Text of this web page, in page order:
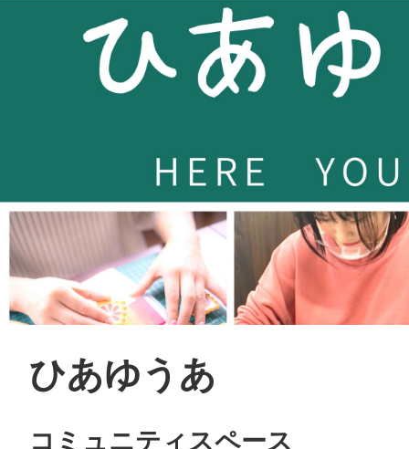
ひあゆうあ
コミュニティスペース